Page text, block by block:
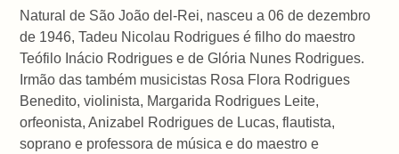
Natural de São João del-Rei, nasceu a 06 de dezembro
de 1946, Tadeu Nicolau Rodrigues é filho do maestro
Teófilo Inácio Rodrigues e de Glória Nunes Rodrigues.
Irmão das também musicistas Rosa Flora Rodrigues
Benedito, violinista, Margarida Rodrigues Leite,
orfeonista, Anizabel Rodrigues de Lucas, flautista,
soprano e professora de música e do maestro e